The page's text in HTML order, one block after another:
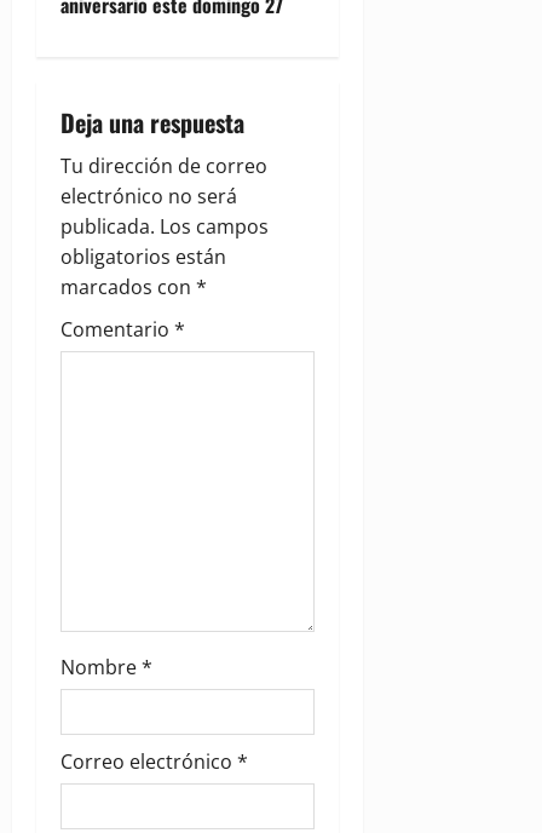
v
i
g
a
t
Deja una respuesta
Tu dirección de correo
electrónico no será
publicada. Los campos
obligatorios están
marcados con *
Comentario *
Nombre*
Correo electrónico *